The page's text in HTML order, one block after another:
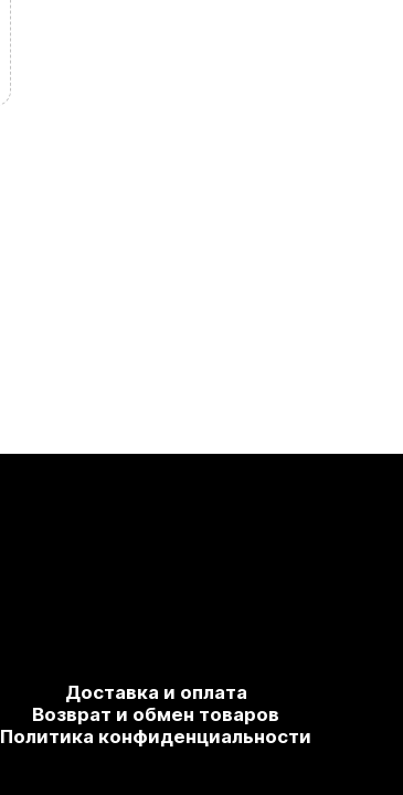
Доставка и оплата
Возврат и обмен товаров
Политика конфиденциальности